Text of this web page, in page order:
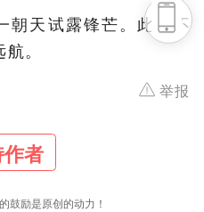
条号
载APP
天试露锋芒。此身不
。
举报
者
鼓励是原创的动力！